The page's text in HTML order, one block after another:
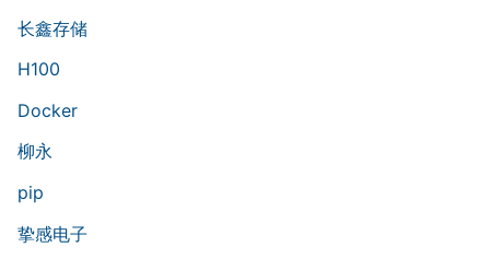
长鑫存储
H100
Docker
柳永
pip
挚感电子